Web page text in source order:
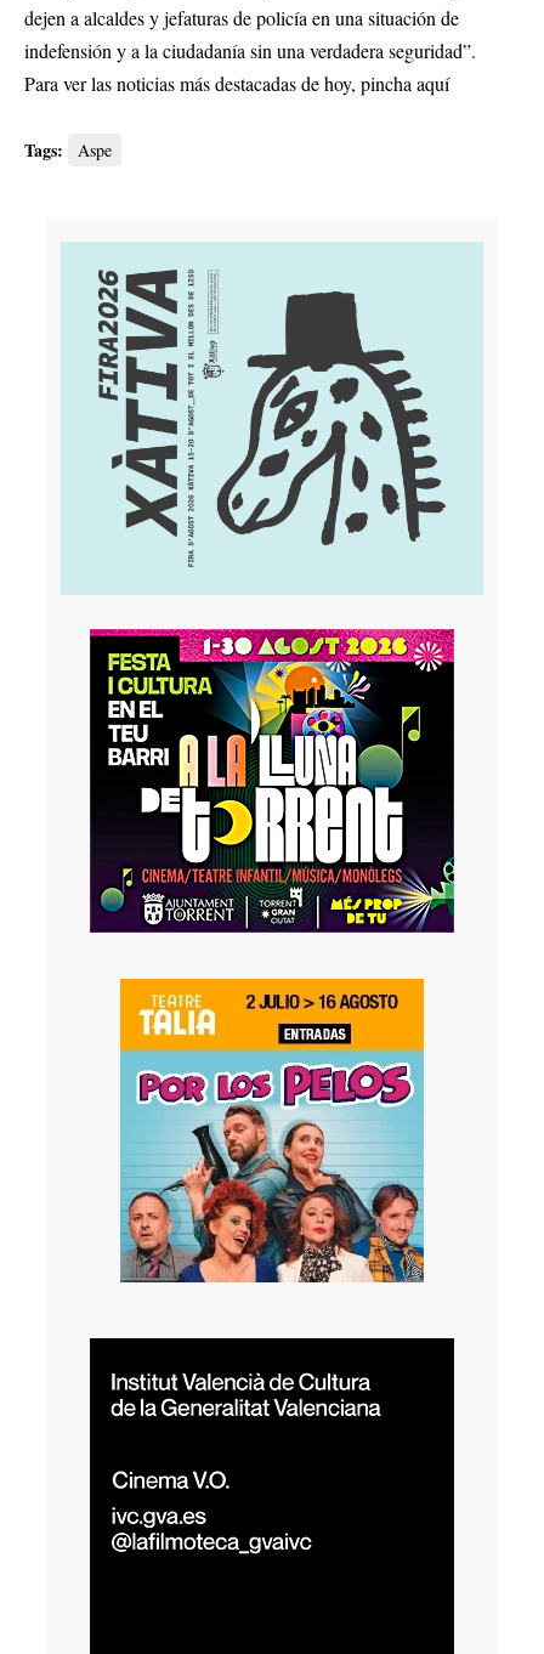
dejen a alcaldes y jefaturas de policía en una situación de
indefensión y a la ciudadanía sin una verdadera seguridad”.
Para ver las noticias más destacadas de hoy, pincha aquí
Tags: Aspe